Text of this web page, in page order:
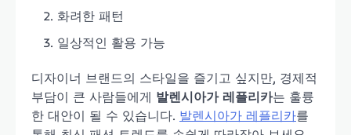
화려한 패턴
일상적인 활용 가능
디자이너 브랜드의 스타일을 즐기고 싶지만, 경제적
부담이 큰 사람들에게 발렌시아가 레플리카는 훌륭
한 대안이 될 수 있습니다. 발렌시아가 레플리카를